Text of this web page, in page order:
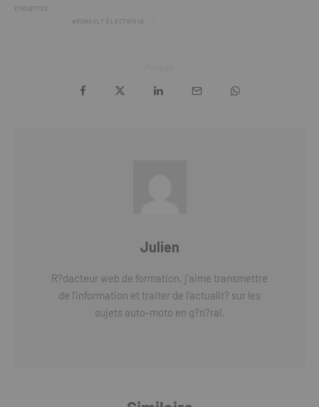
ÉTIQUETTES
RENAULT ÉLECTRIQUE
Julien
R?dacteur web de formation, j'aime transmettre
de l'information et traiter de l'actualit? sur les
sujets auto-moto en g?n?ral.